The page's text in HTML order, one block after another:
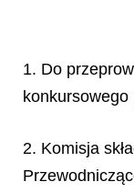
1. Do
konkursowego
2. Komisja